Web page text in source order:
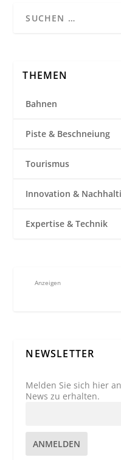
THEMEN
Bahnen
Piste & Beschneiung
Tourismus
Innovation &
Expertise & Technik
Anzeigen
NEWSLETTER
Melden Sie sich hier
News zu erhalten.
ANMELDEN